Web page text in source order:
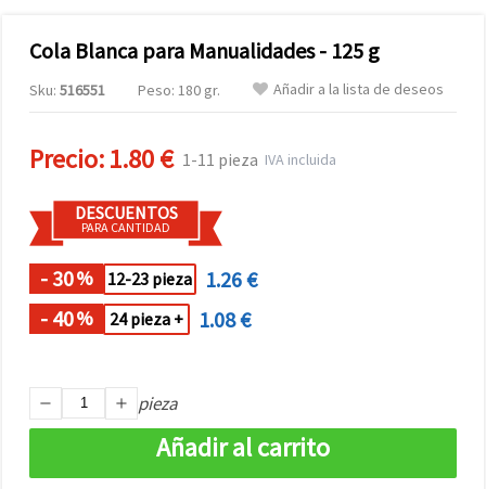
Cola Blanca para Manualidades - 125 g
Sku: 516551 Peso: 180 gr. Añadir a la lista de deseos
Precio:1.80 € 1-11 pieza IVA incluida
DESCUENTOS
PARA CANTIDAD
- 30% 12-23 pieza
1.26 €
- 40% 24 pieza + 1.08 €
pieza
Añadir al carrito